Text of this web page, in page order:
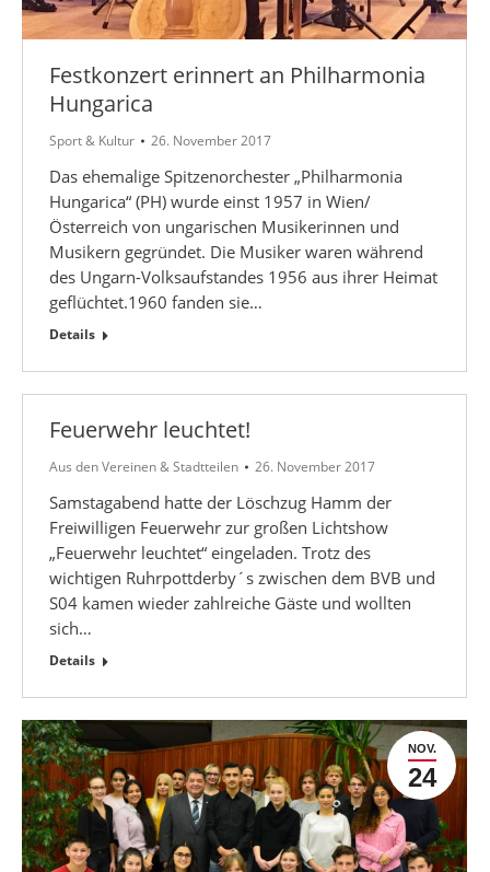
Festkonzert erinnert an Philharmonia
Hungarica
Sport & Kultur 26. November 2017
Das ehemalige Spitzenorchester „Philharmonia
Hungarica“ (PH) wurde einst 1957 in Wien/
Österreich von ungarischen Musikerinnen und
Musikern gegründet. Die Musiker waren während
des Ungarn-Volksaufstandes 1956 aus ihrer Heimat
geflüchtet.1960 fanden sie…
Details
Feuerwehr leuchtet!
Aus den Vereinen & Stadtteilen 26. November 2017
Samstagabend hatte der Löschzug Hamm der
Freiwilligen Feuerwehr zur großen Lichtshow
„Feuerwehr leuchtet“ eingeladen. Trotz des
wichtigen Ruhrpottderby´s zwischen dem BVB und
S04 kamen wieder zahlreiche Gäste und wollten
sich…
Details
NOV.
24